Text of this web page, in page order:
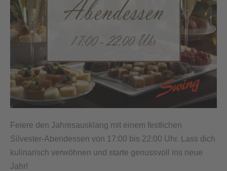
Feiere den Jahresausklang mit einem festlichen
Silvester-Abendessen von 17:00 bis 22:00 Uhr. Lass dich
kulinarisch verwöhnen und starte genussvoll ins neue
Jahr!